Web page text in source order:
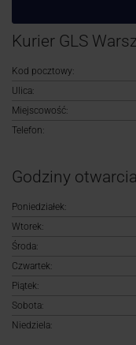
Kurier GLS
Kod pocztowy:
Ulica:
Miejscowość:
Telefon:
Godziny otwarcia
Poniedziałek:
Wtorek:
Środa:
Czwartek:
Piątek:
Sobota:
Niedziela: